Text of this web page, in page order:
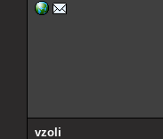
vzoli